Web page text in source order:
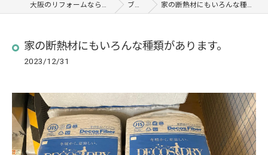
大阪のリフォームならSumai's Plus ブログ 家の断熱材にもいろんな種類があります。
家の断熱材にもいろんな種類があります。
2023/12/31